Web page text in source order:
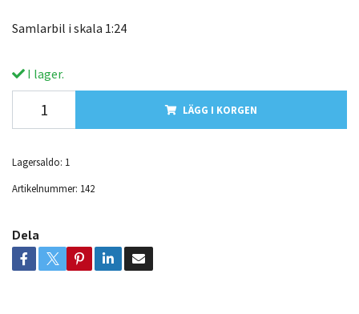
Samlarbil i skala 1:24
I lager.
LÄGG I KORGEN
Lagersaldo: 1
Artikelnummer: 142
Dela